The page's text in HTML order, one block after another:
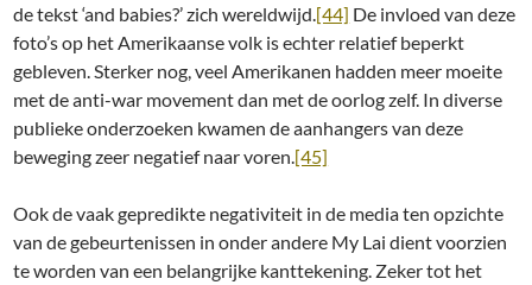
de tekst ‘and babies?’ zich wereldwijd.[44] De invloed van deze
foto’s op het Amerikaanse volk is echter relatief beperkt
gebleven. Sterker nog, veel Amerikanen hadden meer moeite
met de anti-war movement dan met de oorlog zelf. In diverse
publieke onderzoeken kwamen de aanhangers van deze
beweging zeer negatief naar voren.[45]
Ook de vaak gepredikte negativiteit in de media ten opzichte
van de gebeurtenissen in onder andere My Lai dient voorzien
te worden van een belangrijke kanttekening. Zeker tot het